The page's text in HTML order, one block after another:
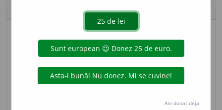
© imagine Addell Design
s. n.Stare emotivă de care sunt cuprinse
unele persoane (mai ales artiștii) în momentul
Am donat deja.